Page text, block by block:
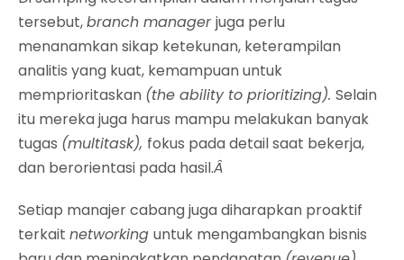
tersebut,branch managerjuga perlu
menanamkan sikap ketekunan, keterampilan
analitis yang kuat, kemampuan untuk
memprioritaskan (the ability to prioritizing). Selain
itu mereka juga harus mampu melakukan banyak
tugas (multitask), fokus pada detail saat bekerja,
dan berorientasi pada hasil.Â
Setiap manajer cabang juga diharapkan proaktif
terkait networking untuk mengambangkan bisnis